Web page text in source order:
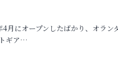
月にオープンしたばかり、オラン
ギア…